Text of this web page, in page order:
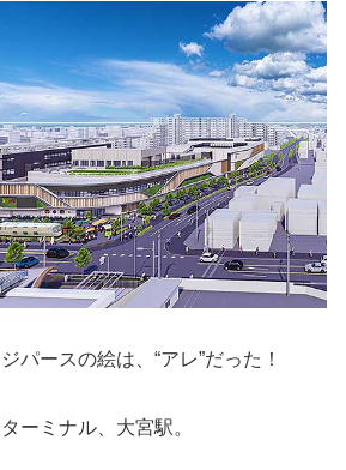
パースの絵は、“アレ”だった！
ーミナル、大宮駅。